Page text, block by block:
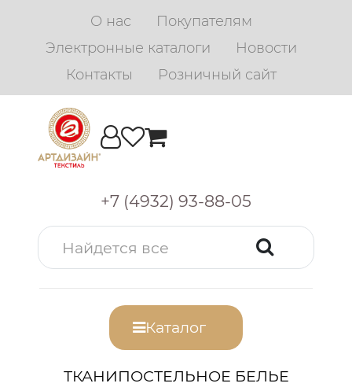
О нас
Покупателям
Электронные каталоги
Новости
Контакты
Розничный сайт
+7 (4932) 93-88-05
Каталог
ТКАНИПОСТЕЛЬНОЕ БЕЛЬЕ